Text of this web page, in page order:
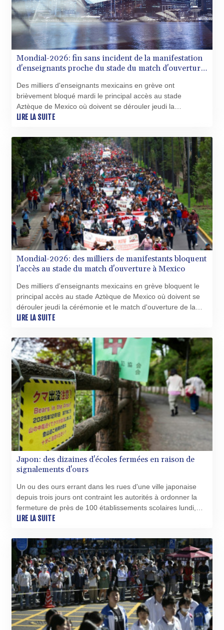
Mondial-2026: fin sans incident de la manifestation
d'enseignants proche du stade du match d'ouverture
Des milliers d'enseignants mexicains en grève ont
brièvement bloqué mardi le principal accès au stade
Aztèque de Mexico où doivent se dérouler jeudi la
cérémonie et le match d'ouverture de la Coupe du monde
LIRE LA SUITE
Mondial-2026: des milliers de manifestants bloquent
l'accès au stade du match d'ouverture à Mexico
Des milliers d'enseignants mexicains en grève bloquent le
principal accès au stade Aztèque de Mexico où doivent se
dérouler jeudi la cérémonie et le match d'ouverture de la
Coupe du monde de football, maintenant la pression sur le
LIRE LA SUITE
Japon: des dizaines d'écoles fermées en raison de
signalements d'ours
Un ou des ours errant dans les rues d'une ville japonaise
depuis trois jours ont contraint les autorités à ordonner la
fermeture de près de 100 établissements scolaires lundi,
tandis que des dizaines de chasseurs et de responsables
LIRE LA SUITE